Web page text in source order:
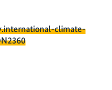
climate-